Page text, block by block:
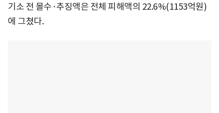
기소 전 몰수·추징액은 전체 피해액의 22.6%(1153억원)
에 그쳤다.